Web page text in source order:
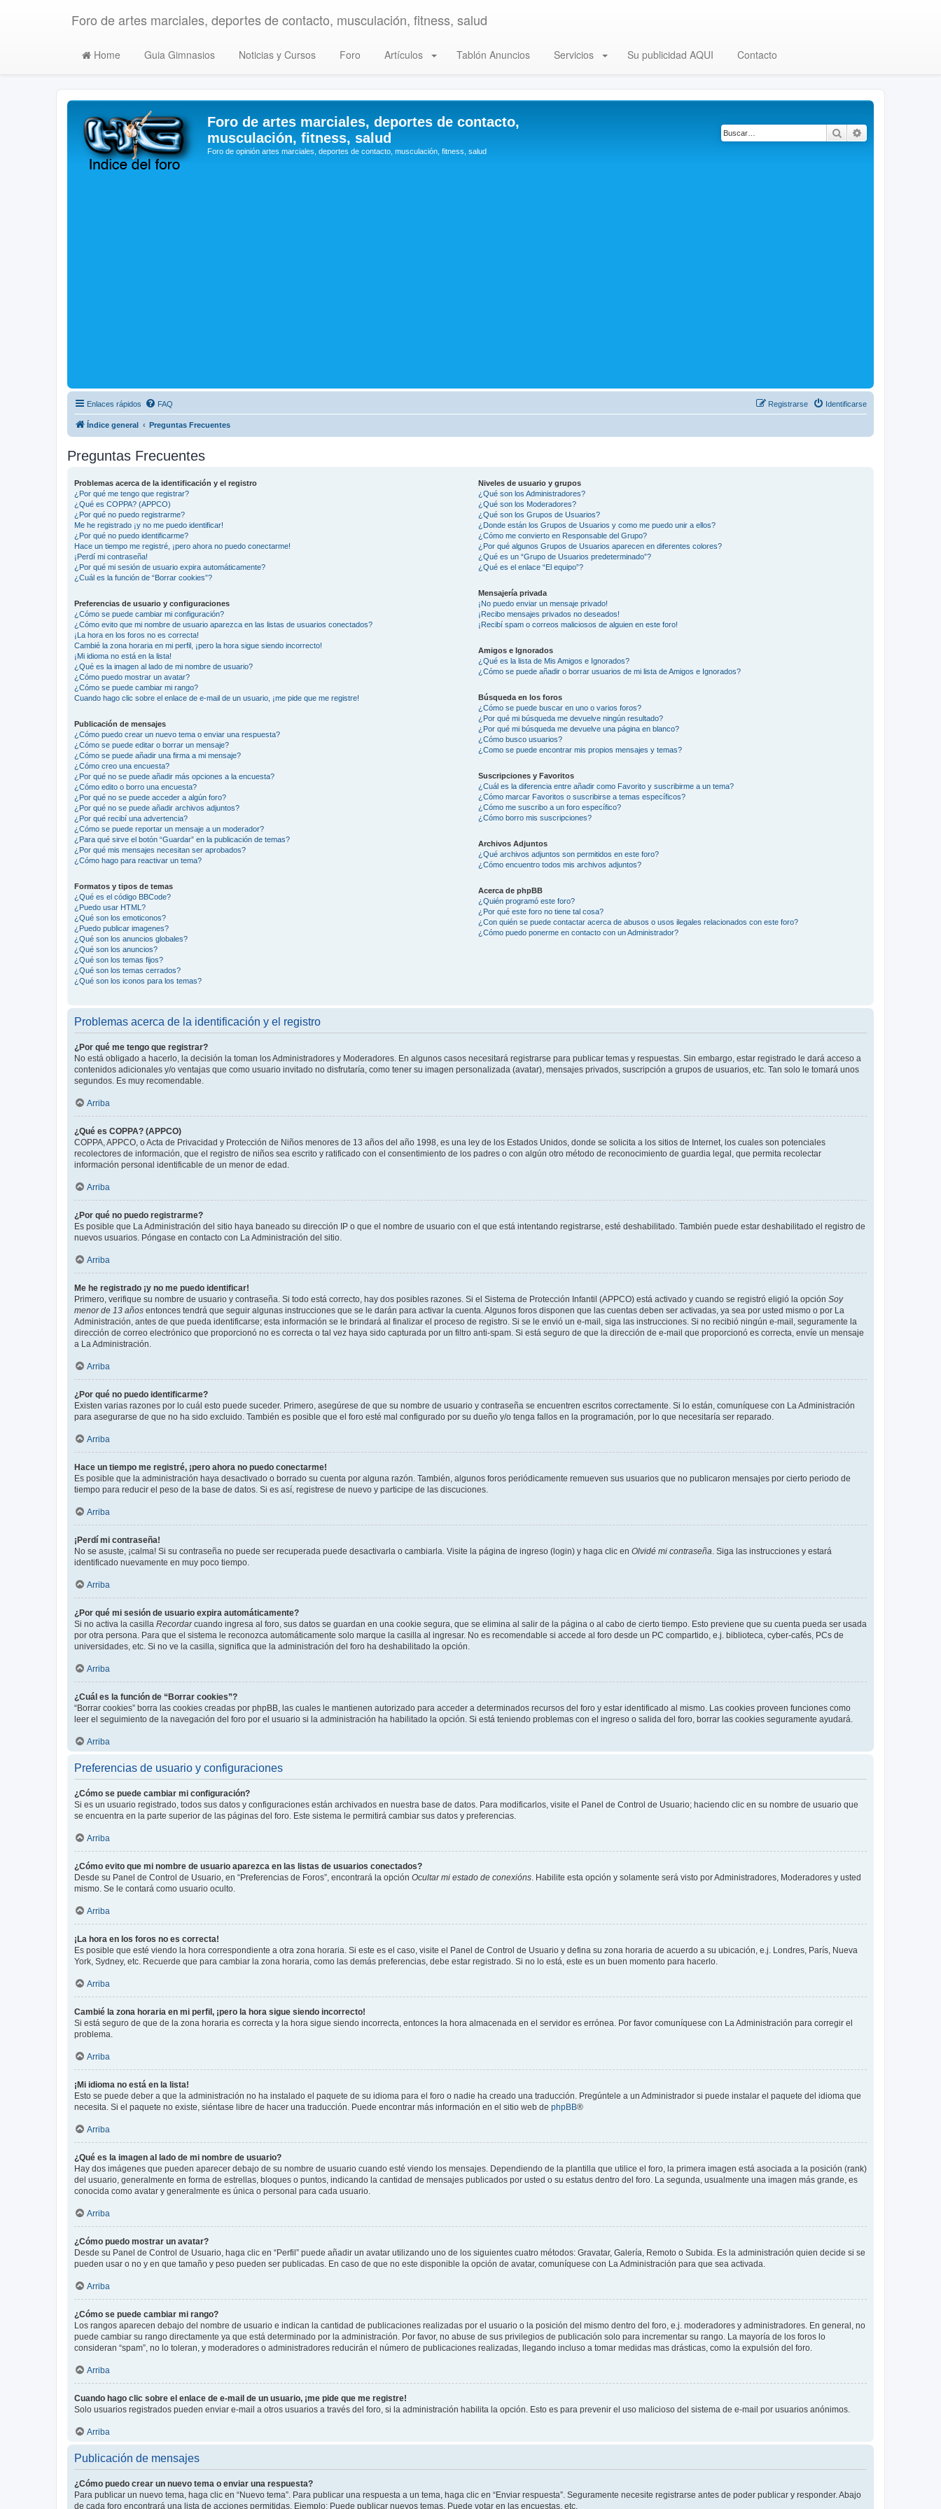
Foro de artes marciales, deportes de contacto, musculación, fitness, salud
Home Guia Gimnasios Noticias y Cursos Foro Artículos Tablón Anuncios Servicios Su publicidad AQUI Contacto
Foro de artes marciales, deportes de contacto,
musculación, fitness, salud
Foro de opinión artes marciales, deportes de contacto, musculación, fitness, salud
Buscar
Enlaces rápidos FAQ Identificarse
Registrarse
Índice general Preguntas Frecuentes
Preguntas Frecuentes
Problemas acerca de la identificación y el registro
¿Por qué me tengo que registrar?
¿Qué es COPPA? (APPCO)
¿Por qué no puedo registrarme?
Me he registrado ¡y no me puedo identificar!
¿Por qué no puedo identificarme?
Hace un tiempo me registré, ¡pero ahora no puedo conectarme!
¡Perdí mi contraseña!
¿Por qué mi sesión de usuario expira automáticamente?
¿Cuál es la función de “Borrar cookies”?
Preferencias de usuario y configuraciones
¿Cómo se puede cambiar mi configuración?
¿Cómo evito que mi nombre de usuario aparezca en las listas de usuarios conectados?
¡La hora en los foros no es correcta!
Cambié la zona horaria en mi perfil, ¡pero la hora sigue siendo incorrecto!
¡Mi idioma no está en la lista!
¿Qué es la imagen al lado de mi nombre de usuario?
¿Cómo puedo mostrar un avatar?
¿Cómo se puede cambiar mi rango?
Cuando hago clic sobre el enlace de e-mail de un usuario, ¡me pide que me registre!
Publicación de mensajes
¿Cómo puedo crear un nuevo tema o enviar una respuesta?
¿Cómo se puede editar o borrar un mensaje?
¿Cómo se puede añadir una firma a mi mensaje?
¿Cómo creo una encuesta?
¿Por qué no se puede añadir más opciones a la encuesta?
¿Cómo edito o borro una encuesta?
¿Por qué no se puede acceder a algún foro?
¿Por qué no se puede añadir archivos adjuntos?
¿Por qué recibí una advertencia?
¿Cómo se puede reportar un mensaje a un moderador?
¿Para qué sirve el botón “Guardar” en la publicación de temas?
¿Por qué mis mensajes necesitan ser aprobados?
¿Cómo hago para reactivar un tema?
Formatos y tipos de temas
¿Qué es el código BBCode?
¿Puedo usar HTML?
¿Qué son los emoticonos?
¿Puedo publicar imagenes?
¿Qué son los anuncios globales?
¿Qué son los anuncios?
¿Qué son los temas fijos?
¿Qué son los temas cerrados?
¿Qué son los iconos para los temas?
Niveles de usuario y grupos
¿Qué son los Administradores?
¿Qué son los Moderadores?
¿Qué son los Grupos de Usuarios?
¿Donde están los Grupos de Usuarios y como me puedo unir a ellos?
¿Cómo me convierto en Responsable del Grupo?
¿Por qué algunos Grupos de Usuarios aparecen en diferentes colores?
¿Qué es un “Grupo de Usuarios predeterminado”?
¿Qué es el enlace “El equipo”?
Mensajería privada
¡No puedo enviar un mensaje privado!
¡Recibo mensajes privados no deseados!
¡Recibí spam o correos maliciosos de alguien en este foro!
Amigos e Ignorados
¿Qué es la lista de Mis Amigos e Ignorados?
¿Cómo se puede añadir o borrar usuarios de mi lista de Amigos e Ignorados?
Búsqueda en los foros
¿Cómo se puede buscar en uno o varios foros?
¿Por qué mi búsqueda me devuelve ningún resultado?
¿Por qué mi búsqueda me devuelve una página en blanco?
¿Cómo busco usuarios?
¿Como se puede encontrar mis propios mensajes y temas?
Suscripciones y Favoritos
¿Cuál es la diferencia entre añadir como Favorito y suscribirme a un tema?
¿Cómo marcar Favoritos o suscribirse a temas específicos?
¿Cómo me suscribo a un foro específico?
¿Cómo borro mis suscripciones?
Archivos Adjuntos
¿Qué archivos adjuntos son permitidos en este foro?
¿Cómo encuentro todos mis archivos adjuntos?
Acerca de phpBB
¿Quién programó este foro?
¿Por qué este foro no tiene tal cosa?
¿Con quién se puede contactar acerca de abusos o usos ilegales relacionados con este foro?
¿Cómo puedo ponerme en contacto con un Administrador?
Problemas acerca de la identificación y el registro
¿Por qué me tengo que registrar?
No está obligado a hacerlo, la decisión la toman los Administradores y Moderadores. En algunos casos necesitará registrarse para publicar temas y respuestas. Sin embargo, estar registrado le dará acceso a
contenidos adicionales y/o ventajas que como usuario invitado no disfrutaría, como tener su imagen personalizada (avatar), mensajes privados, suscripción a grupos de usuarios, etc. Tan solo le tomará unos
segundos. Es muy recomendable.
Arriba
¿Qué es COPPA? (APPCO)
COPPA, APPCO, o Acta de Privacidad y Protección de Niños menores de 13 años del año 1998, es una ley de los Estados Unidos, donde se solicita a los sitios de Internet, los cuales son potenciales
recolectores de información, que el registro de niños sea escrito y ratificado con el consentimiento de los padres o con algún otro método de reconocimiento de guardia legal, que permita recolectar
información personal identificable de un menor de edad.
Arriba
¿Por qué no puedo registrarme?
Es posible que La Administración del sitio haya baneado su dirección IP o que el nombre de usuario con el que está intentando registrarse, esté deshabilitado. También puede estar deshabilitado el registro de
nuevos usuarios. Póngase en contacto con La Administración del sitio.
Arriba
Me he registrado ¡y no me puedo identificar!
Primero, verifique su nombre de usuario y contraseña. Si todo está correcto, hay dos posibles razones. Si el Sistema de Protección Infantil (APPCO) está activado y cuando se registró eligió la opción Soy
menor de 13 años entonces tendrá que seguir algunas instrucciones que se le darán para activar la cuenta. Algunos foros disponen que las cuentas deben ser activadas, ya sea por usted mismo o por La
Administración, antes de que pueda identificarse; esta información se le brindará al finalizar el proceso de registro. Si se le envió un e-mail, siga las instrucciones. Si no recibió ningún e-mail, seguramente la
dirección de correo electrónico que proporcionó no es correcta o tal vez haya sido capturada por un filtro anti-spam. Si está seguro de que la dirección de e-mail que proporcionó es correcta, envíe un mensaje
a La Administración.
Arriba
¿Por qué no puedo identificarme?
Existen varias razones por lo cuál esto puede suceder. Primero, asegúrese de que su nombre de usuario y contraseña se encuentren escritos correctamente. Si lo están, comuníquese con La Administración
para asegurarse de que no ha sido excluido. También es posible que el foro esté mal configurado por su dueño y/o tenga fallos en la programación, por lo que necesitaría ser reparado.
Arriba
Hace un tiempo me registré, ¡pero ahora no puedo conectarme!
Es posible que la administración haya desactivado o borrado su cuenta por alguna razón. También, algunos foros periódicamente remueven sus usuarios que no publicaron mensajes por cierto periodo de
tiempo para reducir el peso de la base de datos. Si es así, registrese de nuevo y participe de las discuciones.
Arriba
¡Perdí mi contraseña!
No se asuste, ¡calma! Si su contraseña no puede ser recuperada puede desactivarla o cambiarla. Visite la página de ingreso (login) y haga clic en Olvidé mi contraseña. Siga las instrucciones y estará
identificado nuevamente en muy poco tiempo.
Arriba
¿Por qué mi sesión de usuario expira automáticamente?
Si no activa la casilla Recordarcuando ingresa al foro, sus datos se guardan en una cookie segura, que se elimina al salir de la página o al cabo de cierto tiempo. Esto previene que su cuenta pueda ser usada
por otra persona. Para que el sistema le reconozca automáticamente solo marque la casilla al ingresar. No es recomendable si accede al foro desde un PC compartido, e.j. biblioteca, cyber-cafés, PCs de
universidades, etc. Si no ve la casilla, significa que la administración del foro ha deshabilitado la opción.
Arriba
¿Cuál es la función de “Borrar cookies”?
“Borrar cookies” borra las cookies creadas por phpBB, las cuales le mantienen autorizado para acceder a determinados recursos del foro y estar identificado al mismo. Las cookies proveen funciones como
leer el seguimiento de la navegación del foro por el usuario si la administración ha habilitado la opción. Si está teniendo problemas con el ingreso o salida del foro, borrar las cookies seguramente ayudará.
Arriba
Preferencias de usuario y configuraciones
¿Cómo se puede cambiar mi configuración?
Si es un usuario registrado, todos sus datos y configuraciones están archivados en nuestra base de datos. Para modificarlos, visite el Panel de Control de Usuario; haciendo clic en su nombre de usuario que
se encuentra en la parte superior de las páginas del foro. Este sistema le permitirá cambiar sus datos y preferencias.
Arriba
¿Cómo evito que mi nombre de usuario aparezca en las listas de usuarios conectados?
Desde su Panel de Control de Usuario, en “Preferencias de Foros”, encontrará la opción Ocultar mi estado de conexións. Habilite esta opción y solamente será visto por Administradores, Moderadores y usted
mismo. Se le contará como usuario oculto.
Arriba
¡La hora en los foros no es correcta!
Es posible que esté viendo la hora correspondiente a otra zona horaria. Si este es el caso, visite el Panel de Control de Usuario y defina su zona horaria de acuerdo a su ubicación, e.j. Londres, París, Nueva
York, Sydney, etc. Recuerde que para cambiar la zona horaria, como las demás preferencias, debe estar registrado. Si no lo está, este es un buen momento para hacerlo.
Arriba
Cambié la zona horaria en mi perfil, ¡pero la hora sigue siendo incorrecto!
Si está seguro de que de la zona horaria es correcta y la hora sigue siendo incorrecta, entonces la hora almacenada en el servidor es errónea. Por favor comuníquese con La Administración para corregir el
problema.
Arriba
¡Mi idioma no está en la lista!
Esto se puede deber a que la administración no ha instalado el paquete de su idioma para el foro o nadie ha creado una traducción. Pregúntele a un Administrador si puede instalar el paquete del idioma que
necesita. Si el paquete no existe, siéntase libre de hacer una traducción. Puede encontrar más información en el sitio web de phpBB®
Arriba
¿Qué es la imagen al lado de mi nombre de usuario?
Hay dos imágenes que pueden aparecer debajo de su nombre de usuario cuando esté viendo los mensajes. Dependiendo de la plantilla que utilice el foro, la primera imagen está asociada a la posición (rank)
del usuario, generalmente en forma de estrellas, bloques o puntos, indicando la cantidad de mensajes publicados por usted o su estatus dentro del foro. La segunda, usualmente una imagen más grande, es
conocida como avatar y generalmente es única o personal para cada usuario.
Arriba
¿Cómo puedo mostrar un avatar?
Desde su Panel de Control de Usuario, haga clic en “Perfil” puede añadir un avatar utilizando uno de los siguientes cuatro métodos: Gravatar, Galería, Remoto o Subida. Es la administración quien decide si se
pueden usar o no y en que tamaño y peso pueden ser publicadas. En caso de que no este disponible la opción de avatar, comuníquese con La Administración para que sea activada.
Arriba
¿Cómo se puede cambiar mi rango?
Los rangos aparecen debajo del nombre de usuario e indican la cantidad de publicaciones realizadas por el usuario o la posición del mismo dentro del foro, e.j. moderadores y administradores. En general, no
puede cambiar su rango directamente ya que está determinado por la administración. Por favor, no abuse de sus privilegios de publicación solo para incrementar su rango. La mayoría de los foros lo
consideran “spam”, no lo toleran, y moderadores o administradores reducirán el número de publicaciones realizadas, llegando incluso a tomar medidas mas drásticas, como la expulsión del foro.
Arriba
Cuando hago clic sobre el enlace de e-mail de un usuario, ¡me pide que me registre!
Solo usuarios registrados pueden enviar e-mail a otros usuarios a través del foro, si la administración habilita la opción. Esto es para prevenir el uso malicioso del sistema de e-mail por usuarios anónimos.
Arriba
Publicación de mensajes
¿Cómo puedo crear un nuevo tema o enviar una respuesta?
Para publicar un nuevo tema, haga clic en “Nuevo tema”. Para publicar una respuesta a un tema, haga clic en “Enviar respuesta”. Seguramente necesite registrarse antes de poder publicar y responder. Abajo
de cada foro encontrará una lista de acciones permitidas. Ejemplo: Puede publicar nuevos temas, Puede votar en las encuestas, etc.